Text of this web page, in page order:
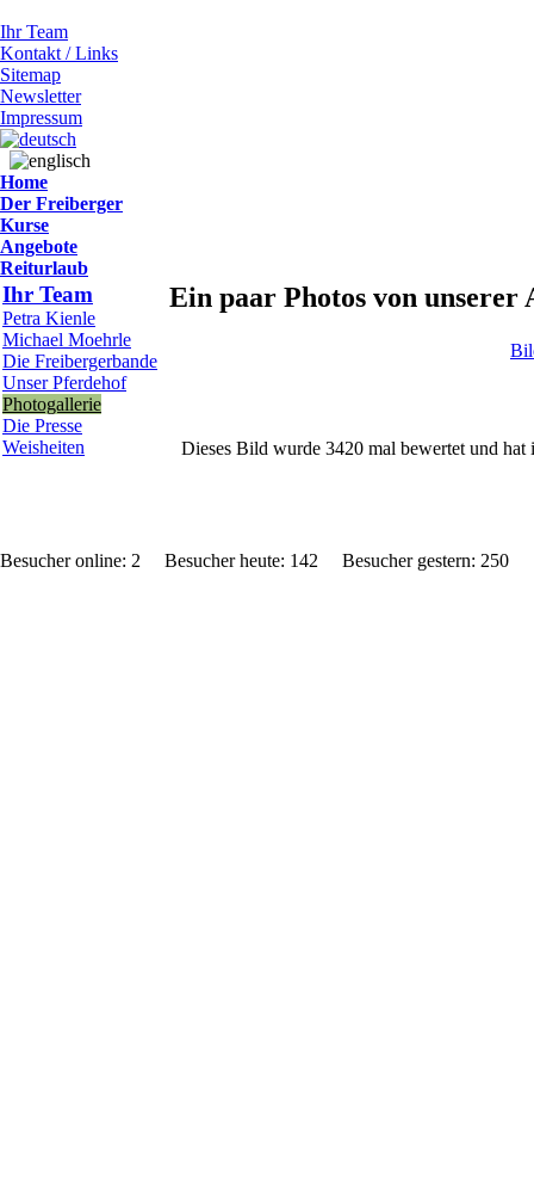
Ihr Team
Kontakt / Links
Sitemap
Newsletter
Impressum
Home
Der Freiberger
Kurse
Angebote
Reiturlaub
Ihr Team
Petra Kienle
Michael Moehrle
Die Freibergerbande
Unser Pferdehof
Photogallerie
Die Presse
Weisheiten
Ein paar Photos von unserer
Dieses Bild wurde 3420 mal bewertet und
Besucher online: 2 Besucher heute: 142 Besucher gestern: